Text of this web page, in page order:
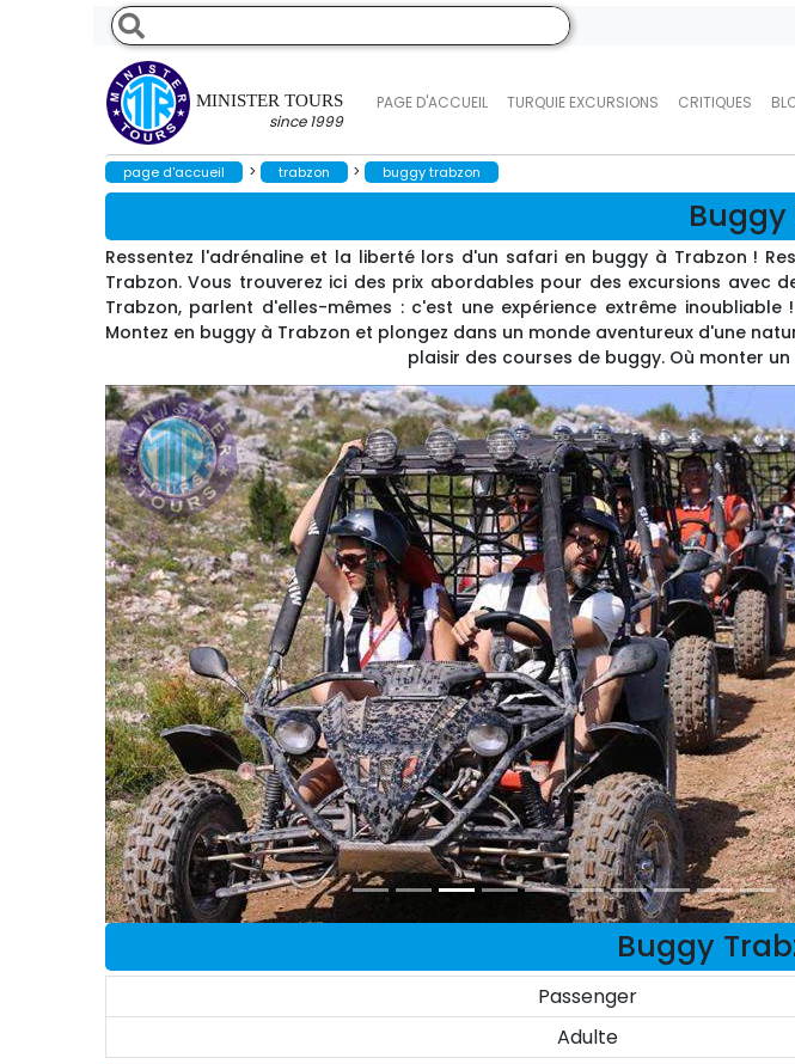
MINISTER TOURS
since 1999
PAGE D'ACCUEIL TURQUIE EXCURSIONS CRITIQUES
page d'accueil > trabzon > buggy trabzon
Buggy
Ressentez l'adrénaline et la liberté lors d'un safari en buggy à Trabzon !
Trabzon. Vous trouverez ici des prix abordables pour des excursions avec
Trabzon, parlent d'elles-mêmes : c'est une expérience extrême
Montez en buggy à Trabzon et plongez dans un monde aventureux d'une
plaisir des courses de buggy. Où monter
Buggy
Passenger
Adulte